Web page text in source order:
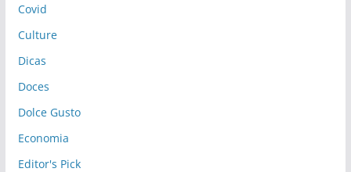
Covid
Culture
Dicas
Doces
Dolce Gusto
Economia
Editor's Pick